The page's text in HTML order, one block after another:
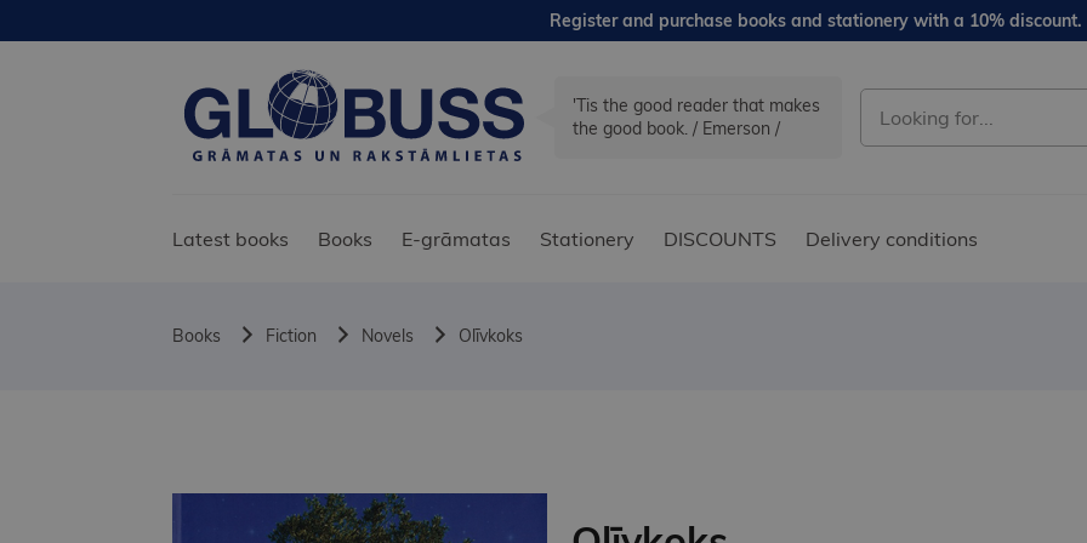
Register and purchase books and stationery with a 10% discount.
'Tis the good reader that makes
the good book. / Emerson /
Latest books Books E-grāmatas Stationery DISCOUNTS Delivery conditions
Books Fiction Novels Olīvkoks